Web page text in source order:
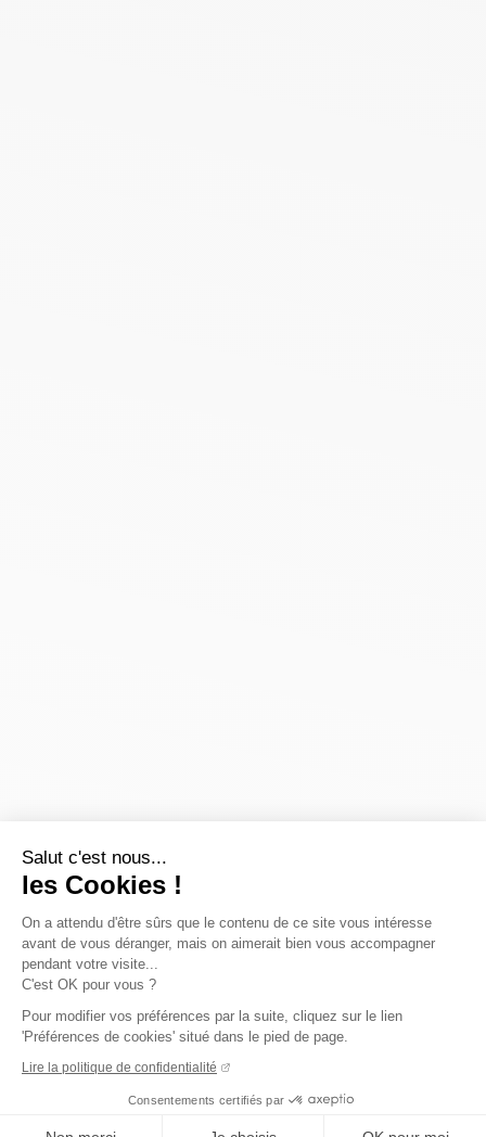
Salut c'est nous...
les Cookies !
On a attendu d'être sûrs que le contenu de ce site vous intéresse
avant de vous déranger, mais on aimerait bien vous accompagner
pendant votre visite...
C'est OK pour vous ?
Pour modifier vos préférences par la suite, cliquez sur le lien
'Préférences de cookies' situé dans le pied de page.
Lire la politique de confidentialité
Consentements certifiés par